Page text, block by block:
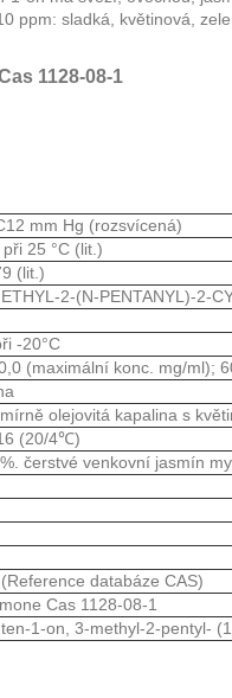
ppm: sladká, květinová,
1128-08-1
mm Hg (rozsvícená)
25 °C (lit.)
(lit.)
2-(N-PENTANYL)-2-
-20°C
(maximální konc. mg/ml);
olejovitá kapalina s
(20/4℃)
čerstvé venkovní jasmín
databáze CAS)
Cas 1128-08-1
1-on, 3-methyl-2-pentyl-